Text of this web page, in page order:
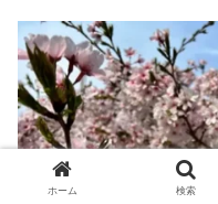
ホーム 検索